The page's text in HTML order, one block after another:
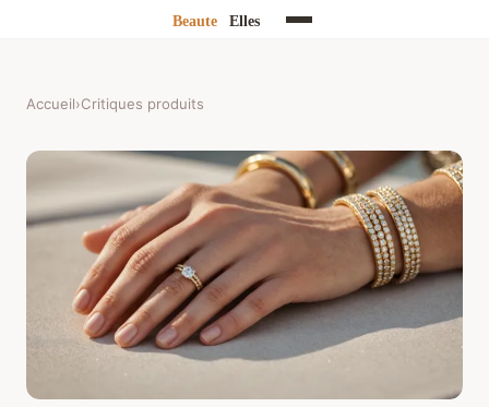
Accueil›Critiques produits